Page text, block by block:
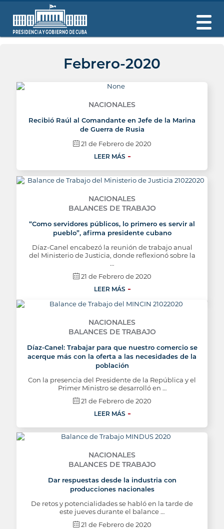
Febrero-2020
NACIONALES
Recibió Raúl al Comandante en Jefe de la Marina
de Guerra de Rusia
21 de Febrero de 2020
LEER MÁS
NACIONALES
BALANCES DE TRABAJO
“Como servidores públicos, lo primero es servir al
pueblo”, afirma presidente cubano
Díaz-Canel encabezó la reunión de trabajo anual
del Ministerio de Justicia, donde reflexionó sobre la
…
21 de Febrero de 2020
LEER MÁS
NACIONALES
BALANCES DE TRABAJO
Díaz-Canel: Trabajar para que nuestro comercio se
acerque más con la oferta a las necesidades de la
población
Con la presencia del Presidente de la República y el
Primer Ministro se desarrolló en …
21 de Febrero de 2020
LEER MÁS
NACIONALES
BALANCES DE TRABAJO
Dar respuestas desde la industria con
producciones nacionales
De retos y potencialidades se habló en la tarde de
este jueves durante el balance …
21 de Febrero de 2020